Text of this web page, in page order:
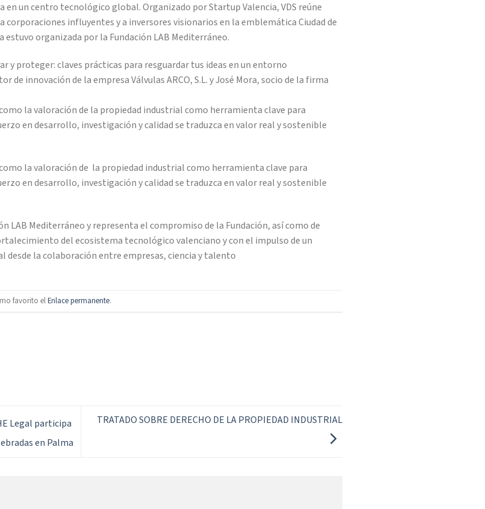
un centro tecnológico global. Organizado por Startup Valencia, VDS reúne
corporaciones influyentes y a inversores visionarios en la emblemática Ciudad de
estuvo organizada por la Fundación LAB Mediterráneo.
y proteger: claves prácticas para resguardar tus ideas en un entorno
innovación de la empresa Válvulas ARCO, S.L. y José Mora, socio de la firma
la valoración de la propiedad industrial como herramienta clave para
en desarrollo, investigación y calidad se traduzca en valor real y sostenible
la valoración de la propiedad industrial como herramienta clave para
en desarrollo, investigación y calidad se traduzca en valor real y sostenible
LAB Mediterráneo y representa el compromiso de la Fundación, así como de
del ecosistema tecnológico valenciano y con el impulso de un
la colaboración entre empresas, ciencia y talento
favorito elEnlace permanente.
Legal participa
en Palma
TRATADO SOBRE DERECHO DE LA PROPIEDAD INDUSTRIAL